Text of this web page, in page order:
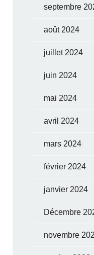
septembre
août 2024
juillet 2024
juin 2024
mai 2024
avril 2024
mars 2024
février 2024
janvier 2024
Décembre
novembre